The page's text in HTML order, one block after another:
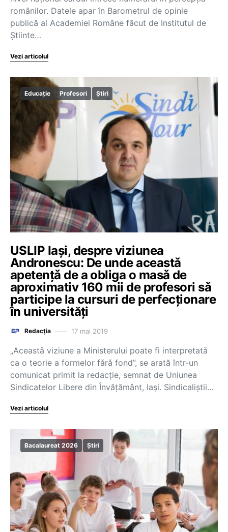
românilor. Datele apar în Barometrul de opinie
publică al Academiei Române făcut de Institutul de
Știinte…
Vezi articolul
Educație Profesori Știri
USLIP Iași, despre viziunea
Andronescu: De unde aceastǎ
apetențǎ de a obliga o masǎ de
aproximativ 160 mii de profesori sǎ
participe la cursuri de perfecționare
în universități
Redacția 17 mai 2019
„Aceastǎ viziune a Ministerului poate fi interpretatǎ
ca o teorie a formelor fǎrǎ fond”, se arată într-un
comunicat primit la redacție, semnat de Uniunea
Sindicatelor Libere din Învățământ, Iași. Sindicaliștii…
Vezi articolul
Bacalaureat 2026 Știri